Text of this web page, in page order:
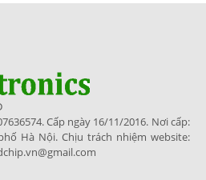
Cấp ngày 16/11/2016. Nơi cấp:
Hà Nội. Chịu trách nhiệm website: